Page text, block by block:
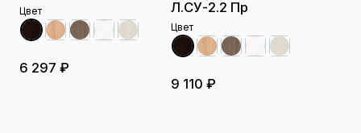
Цвет
6 297 ₽
Л.СУ-2.2 Пр
Цвет
9 110 ₽